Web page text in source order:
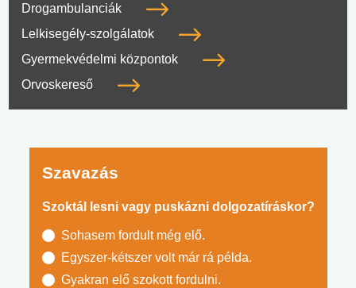
Drogambulanciák
Lelkisegély-szolgálatok
Gyermekvédelmi központok
Orvoskereső
Szavazás
Szoktál lesni vagy puskázni dolgozatíráskor?
Sohasem fordult még elő.
Egyszer-kétszer volt már rá példa.
Gyakran elő szokott fordulni.